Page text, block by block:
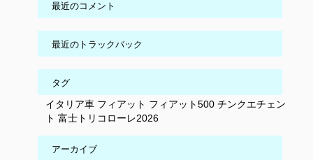
最近のコメント
最近のトラックバック
タグ
イタリア車 フィアット フィアット500 チンクエチェン
ト 富士トリコローレ2026
アーカイブ